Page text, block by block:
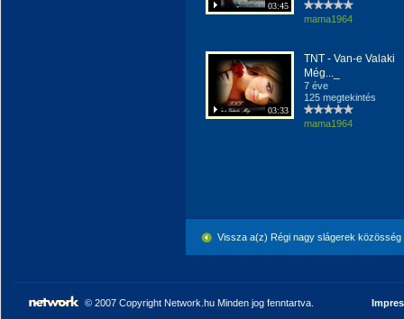
03:45
mama1964
03:33
TNT - Van-e Valaki
Még..._
7 éve
125 megtekintés
mama1964
Vissza a(z) Régi nagy slágerek
© 2007 Copyright Network.hu Minden jog fenntartva.